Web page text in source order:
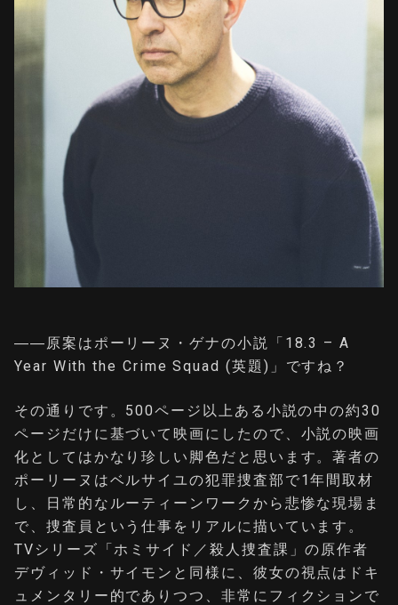
――原案はポーリーヌ・ゲナの小説「18.3 – A
Year With the Crime Squad (英題)」ですね？
その通りです。500ページ以上ある小説の中の約30
ページだけに基づいて映画にしたので、小説の映画
化としてはかなり珍しい脚色だと思います。著者の
ポーリーヌはベルサイユの犯罪捜査部で1年間取材
し、日常的なルーティーンワークから悲惨な現場ま
で、捜査員という仕事をリアルに描いています。
TVシリーズ「ホミサイド／殺人捜査課」の原作者
デヴィッド・サイモンと同様に、彼女の視点はドキ
ュメンタリー的でありつつ、非常にフィクションで